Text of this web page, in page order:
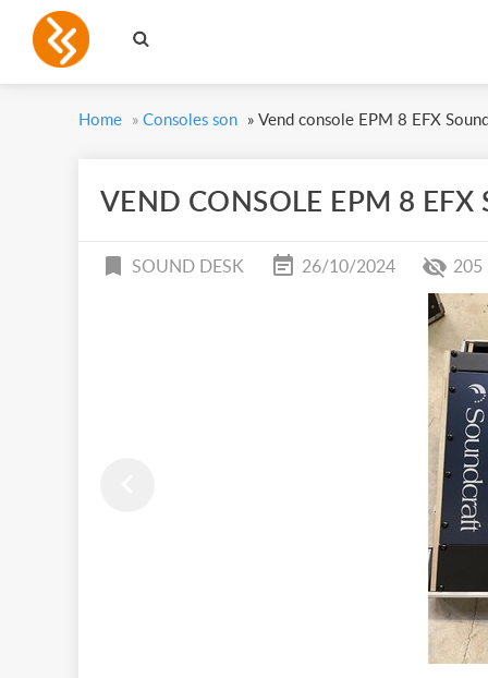
Home » Consoles son » Vend console EPM 8 EFX
VEND CONSOLE EPM 8 EFX
SOUND DESK 26/10/2024 205